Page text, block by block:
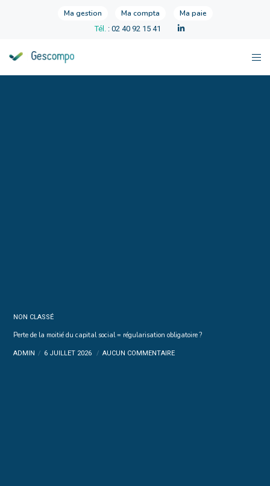
Ma gestion Ma compta Ma paie
Tél. : 02 40 92 15 41
NON CLASSÉ
Perte de la moitié du capital social = régularisation obligatoire ?
ADMIN 6 JUILLET 2026 AUCUN COMMENTAIRE